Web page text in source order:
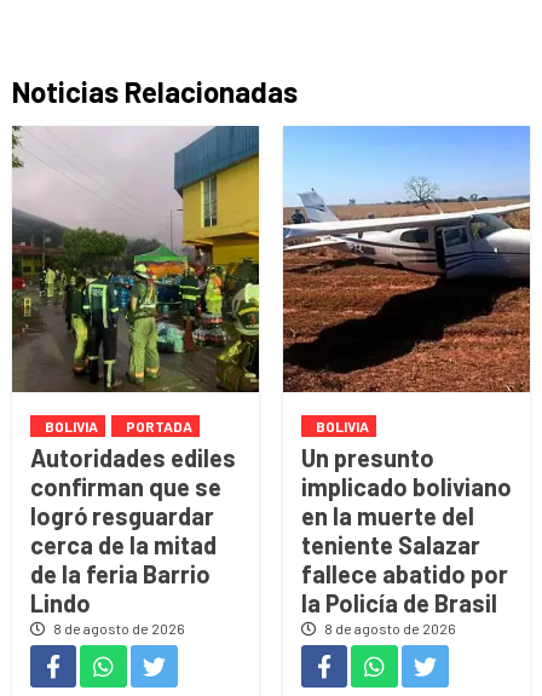
Noticias Relacionadas
BOLIVIA PORTADA
Autoridades ediles
confirman que se
logró resguardar
cerca de la mitad
de la feria Barrio
Lindo
8 de agosto de 2026
BOLIVIA
Un presunto
implicado boliviano
en la muerte del
teniente Salazar
fallece abatido por
la Policía de Brasil
8 de agosto de 2026